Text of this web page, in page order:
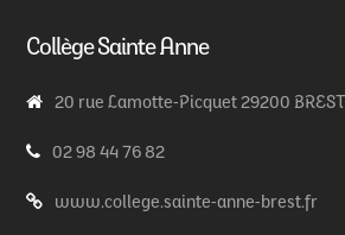
Collège Sainte Anne
20 rue Lamotte-Picquet 29200 BREST
02 98 44 76 82
www.college.sainte-anne-brest.fr